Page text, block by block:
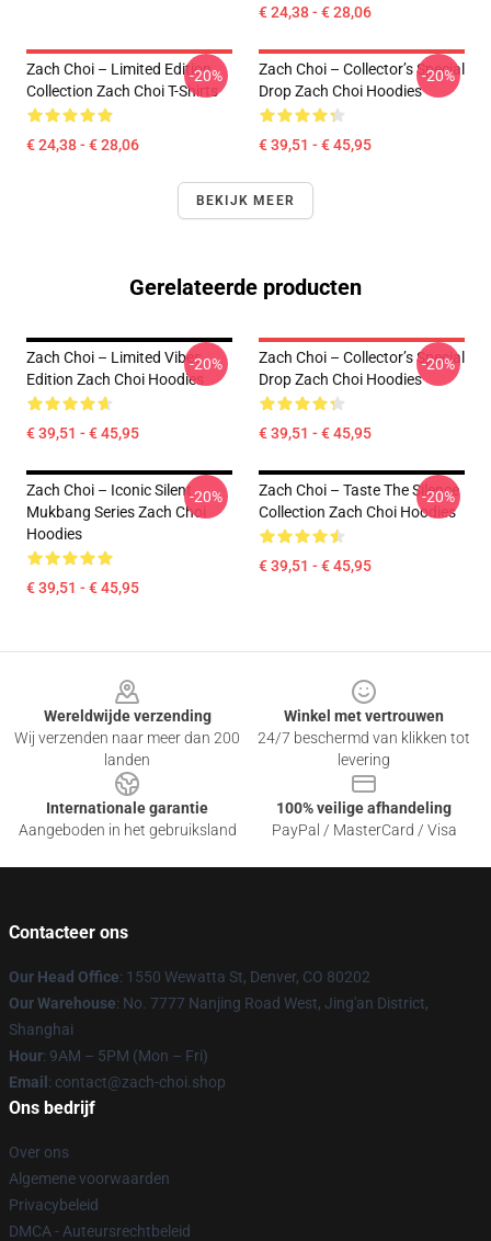
€ 24,38 - € 28,06
Zach Choi – Limited Edition
Collection Zach Choi T-Shirts
€ 24,38 - € 28,06
-20%
Zach Choi – Collector’s Special
Drop Zach Choi Hoodies
€ 39,51 - € 45,95
-20%
BEKIJK MEER
Gerelateerde producten
Zach Choi – Limited Vibes
Edition Zach Choi Hoodies
€ 39,51 - € 45,95
-20%
Zach Choi – Collector’s Special
Drop Zach Choi Hoodies
€ 39,51 - € 45,95
-20%
Zach Choi – Iconic Silent
Mukbang Series Zach Choi
Hoodies
€ 39,51 - € 45,95
-20%
Zach Choi – Taste The Silence
Collection Zach Choi Hoodies
€ 39,51 - € 45,95
-20%
Wereldwijde verzending
Wij verzenden naar meer dan 200
landen
Winkel met vertrouwen
24/7 beschermd van klikken tot
levering
Internationale garantie
Aangeboden in het gebruiksland
100% veilige afhandeling
PayPal / MasterCard / Visa
Contacteer ons
Our Head Office: 1550 Wewatta St, Denver, CO 80202
Our Warehouse: No. 7777 Nanjing Road West, Jing'an District,
Shanghai
Hour: 9AM – 5PM (Mon – Fri)
Email : contact@zach-choi.shop
Ons bedrijf
Over ons
Algemene voorwaarden
Privacybeleid
DMCA - Auteursrechtbeleid